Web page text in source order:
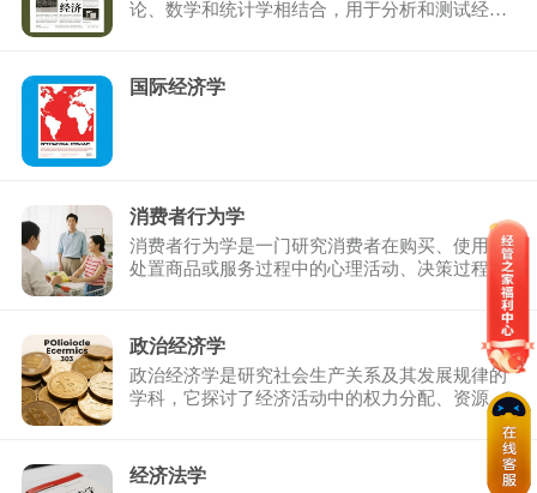
论、数学和统计学相结合，用于分析和测试经济
国际经济学
消费者行为学
消费者行为学是一门研究消费者在购买、使用和
处置商品或服务过程中的心理活动、决策过程及
政治经济学
政治经济学是研究社会生产关系及其发展规律的
学科，它探讨了经济活动中的权力分配、资源配
经济法学